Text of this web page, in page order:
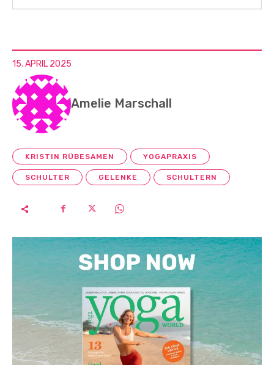
15. APRIL 2025
Amelie Marschall
KRISTIN RÜBESAMEN YOGAPRAXIS
SCHULTER GELENKE SCHULTERN